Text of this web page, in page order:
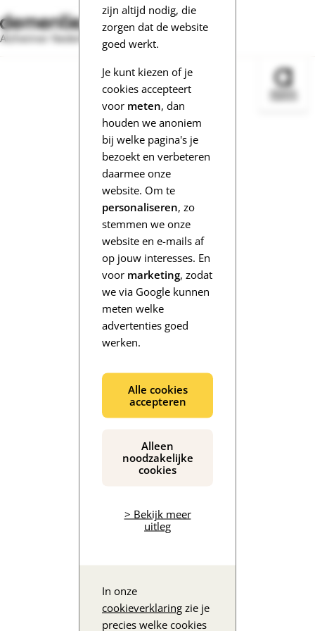
zijn altijd nodig, die
zorgen dat de website
goed werkt.
Je kunt kiezen of je
cookies accepteert
voor meten, dan
houden we anoniem
bij welke pagina's je
bezoekt en verbeteren
daarmee onze
website. Om te
personaliseren, zo
stemmen we onze
website en e-mails af
op jouw interesses. En
voor marketing, zodat
we via Google kunnen
meten welke
advertenties goed
werken.
Alle cookies
accepteren
Alleen
noodzakelijke
cookies
> Bekijk meer
uitleg
In onze
cookieverklaring zie je
precies welke cookies
Alzheimer Nederland
De inhoud wordt geladen...